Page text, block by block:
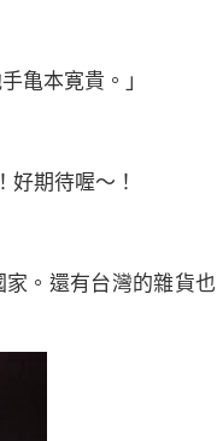
亀本寛貴。」
期待喔～！
。還有台灣的雜貨也